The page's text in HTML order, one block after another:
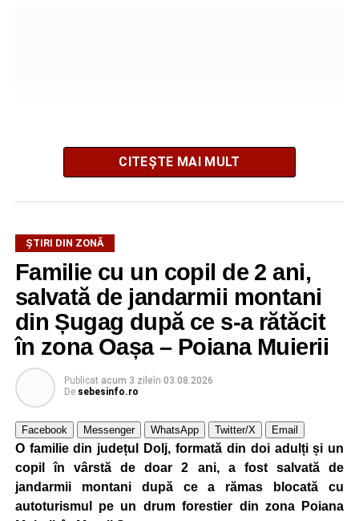
La ediția din acest an au participat peste 200 de cadre
didactice din întreaga țară. Printre participanți s-au aflat
profesori debutanți, profesori cu experiență, inspectori
școlari, directori de școli, consilieri școlari, educatori și
învățători, reprezentând aproape toate disciplinele din
sistemul de învățământ.
Participare, consens și asumare în școală
Tema ediției din acest an a pornit de la convingerea că
școala românească dispune de una dintre cele mai
importante resurse: experiența profesorilor. Provocarea nu
este lipsa ideilor, ci identificarea unor contexte în care
acestea să poată fi ascultate, validate și transformate în
proiecte comune.
CITEȘTE MAI MULT
ȘTIRI DIN ZONĂ
Familie cu un copil de 2 ani,
salvată de jandarmii montani
din Șugag după ce s-a rătăcit
în zona Oașa – Poiana Muierii
Publicat acum 3 zileîn 03.08.2026
De sebesinfo.ro
Facebook Messenger WhatsApp Twitter/X Email
O familie din județul Dolj, formată din doi adulți și un
copil în vârstă de doar 2 ani, a fost salvată de
jandarmii montani după ce a rămas blocată cu
autoturismul pe un drum forestier din zona Poiana